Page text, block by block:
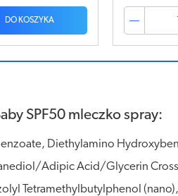
DO KOSZYKA
SPF50 mleczko spray:
Diethylamino
Adipic Acid/Glycerin
Tetramethylbutylphenol